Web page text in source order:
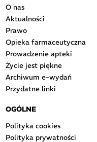
O nas
Aktualności
Prawo
Opieka farmaceutyczna
Prowadzenie apteki
Życie jest piękne
Archiwum e-wydań
Przydatne linki
OGÓLNE
Polityka cookies
Polityka prywatności